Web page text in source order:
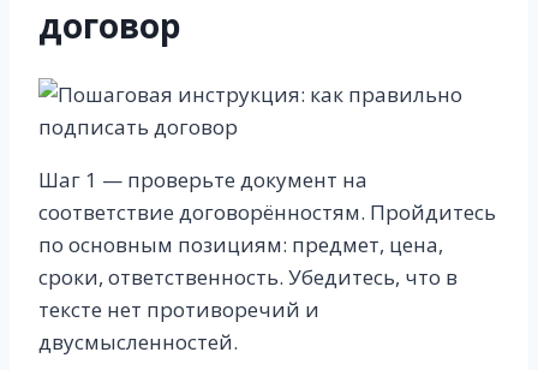
договор
Шаг 1 — проверьте документ на
соответствие договорённостям. Пройдитесь
по основным позициям: предмет, цена,
сроки, ответственность. Убедитесь, что в
тексте нет противоречий и
двусмысленностей.